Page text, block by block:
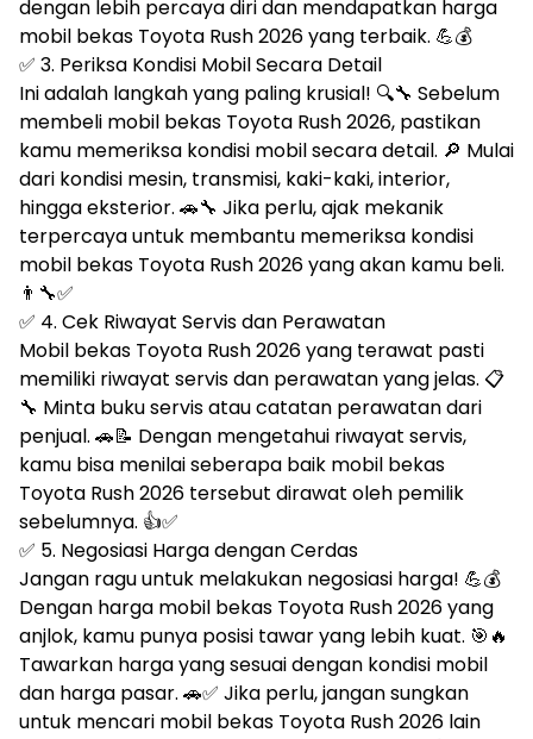
dengan lebih percaya diri dan mendapatkan harga
mobil bekas Toyota Rush 2026 yang terbaik. 💪💰
✅ 3. Periksa Kondisi Mobil Secara Detail
Ini adalah langkah yang paling krusial! 🔍🔧 Sebelum
membeli mobil bekas Toyota Rush 2026, pastikan
kamu memeriksa kondisi mobil secara detail. 🔎 Mulai
dari kondisi mesin, transmisi, kaki-kaki, interior,
hingga eksterior. 🚗🔧 Jika perlu, ajak mekanik
terpercaya untuk membantu memeriksa kondisi
mobil bekas Toyota Rush 2026 yang akan kamu beli.
👨‍🔧✅
✅ 4. Cek Riwayat Servis dan Perawatan
Mobil bekas Toyota Rush 2026 yang terawat pasti
memiliki riwayat servis dan perawatan yang jelas. 📋
🔧 Minta buku servis atau catatan perawatan dari
penjual. 🚗📝 Dengan mengetahui riwayat servis,
kamu bisa menilai seberapa baik mobil bekas
Toyota Rush 2026 tersebut dirawat oleh pemilik
sebelumnya. 👍✅
✅ 5. Negosiasi Harga dengan Cerdas
Jangan ragu untuk melakukan negosiasi harga! 💪💰
Dengan harga mobil bekas Toyota Rush 2026 yang
anjlok, kamu punya posisi tawar yang lebih kuat. 🎯🔥
Tawarkan harga yang sesuai dengan kondisi mobil
dan harga pasar. 🚗✅ Jika perlu, jangan sungkan
untuk mencari mobil bekas Toyota Rush 2026 lain